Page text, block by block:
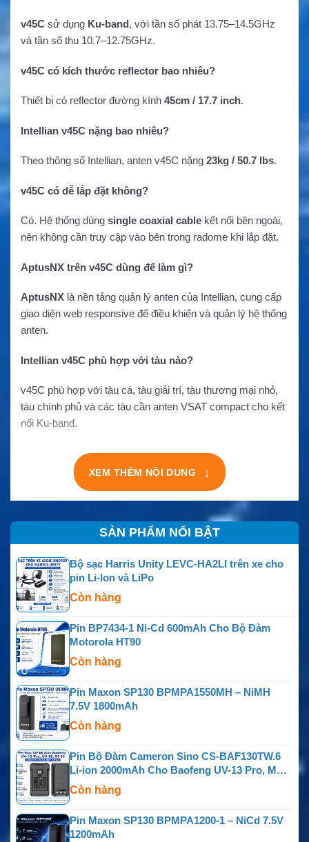
v45C sử dụng Ku-band, với tần số phát 13.75–14.5GHz
và tần số thu 10.7–12.75GHz.
v45C có kích thước reflector bao nhiêu?
Thiết bị có reflector đường kính 45cm / 17.7 inch.
Intellian v45C nặng bao nhiêu?
Theo thông số Intellian, anten v45C nặng 23kg / 50.7 lbs.
v45C có dễ lắp đặt không?
Có. Hệ thống dùng single coaxial cable kết nối bên ngoài,
nên không cần truy cập vào bên trong radome khi lắp đặt.
AptusNX trên v45C dùng để làm gì?
AptusNX là nền tảng quản lý anten của Intellian, cung cấp
giao diện web responsive để điều khiển và quản lý hệ thống
anten.
Intellian v45C phù hợp với tàu nào?
v45C phù hợp với tàu cá, tàu giải trí, tàu thương mại nhỏ,
tàu chính phủ và các tàu cần anten VSAT compact cho kết
nối Ku-band.
XEM THÊM NỘI DUNG ↓
SẢN PHẨM NỔI BẬT
Bộ sạc Harris Unity LEVC-HA2LI trên xe cho
pin Li-Ion và LiPo
Còn hàng
Pin BP7434-1 Ni-Cd 600mAh Cho Bộ Đàm
Motorola HT90
Còn hàng
Pin Maxon SP130 BPMPA1550MH – NiMH
7.5V 1800mAh
Còn hàng
Pin Bộ Đàm Cameron Sino CS-BAF130TW.6
Li-ion 2000mAh Cho Baofeng UV-13 Pro, MU-5
MURS, UV-88, RT-85, GM-15 Pro, TP-8 Plus Và
P15UV
Còn hàng
Pin Maxon SP130 BPMPA1200-1 – NiCd 7.5V
1200mAh